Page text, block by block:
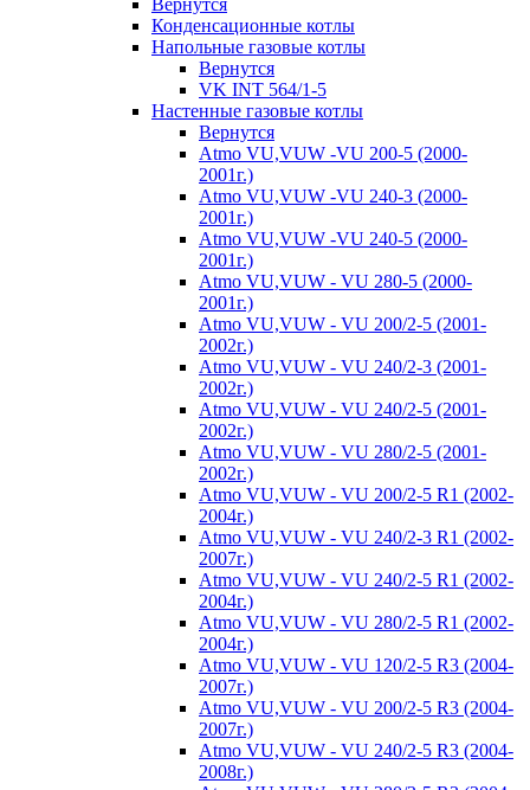
Вернутся
Конденсационные котлы
Напольные газовые котлы
Вернутся
VK INT 564/1-5
Настенные газовые котлы
Вернутся
Atmo VU,VUW -VU 200-5 (2000-
2001г.)
Atmo VU,VUW -VU 240-3 (2000-
2001г.)
Atmo VU,VUW -VU 240-5 (2000-
2001г.)
Atmo VU,VUW - VU 280-5 (2000-
2001г.)
Atmo VU,VUW - VU 200/2-5 (2001-
2002г.)
Atmo VU,VUW - VU 240/2-3 (2001-
2002г.)
Atmo VU,VUW - VU 240/2-5 (2001-
2002г.)
Atmo VU,VUW - VU 280/2-5 (2001-
2002г.)
Atmo VU,VUW - VU 200/2-5 R1 (2002-
2004г.)
Atmo VU,VUW - VU 240/2-3 R1 (2002-
2007г.)
Atmo VU,VUW - VU 240/2-5 R1 (2002-
2004г.)
Atmo VU,VUW - VU 280/2-5 R1 (2002-
2004г.)
Atmo VU,VUW - VU 120/2-5 R3 (2004-
2007г.)
Atmo VU,VUW - VU 200/2-5 R3 (2004-
2007г.)
Atmo VU,VUW - VU 240/2-5 R3 (2004-
2008г.)